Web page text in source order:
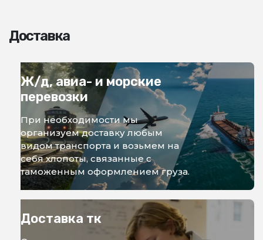
Доставка
Ж/д, авиа- и морские
перевозки
При необходимости мы
организуем доставку любым
видом транспорта и возьмем на
себя хлопоты, связанные с
таможенным оформлением груза.
Доставка тк